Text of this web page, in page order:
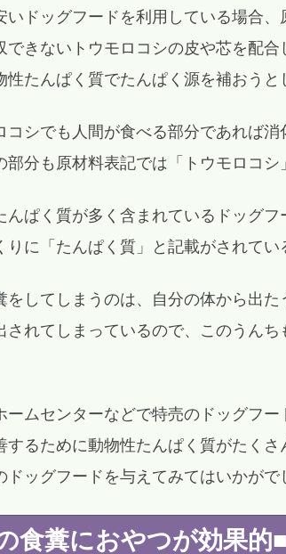
いドッグフードを利用している場合
できないトウモロコシの皮や芯を配
性たんぱく質でたんぱく源を補おうと
コシでも人間が食べる部分であれば
部分も原材料表記では「トウモロコシ
んぱく質が多く含まれているドッグフ
りに「たんぱく質」と記載がされてい
をしてしまうのは、自分の体から出
されてしまっているので、このうん
ームセンターなどで特売のドッグフ
するために動物性たんぱく質がたく
ドッグフードを与えてみてはいかがで
食糞におやつが効果的■